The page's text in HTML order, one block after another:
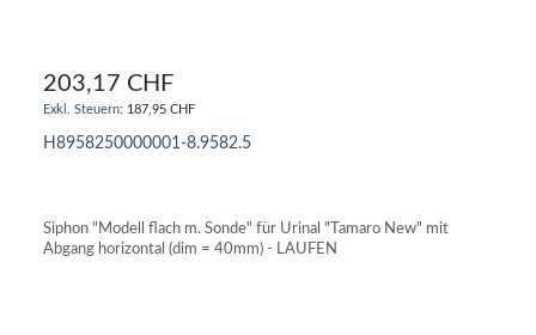
203,17 CHF
187,95 CHF
H8958250000001-8.9582.5
Siphon "Modell flach m. Sonde" für Urinal "Tamaro New" mit
Abgang horizontal (dim = 40mm) - LAUFEN